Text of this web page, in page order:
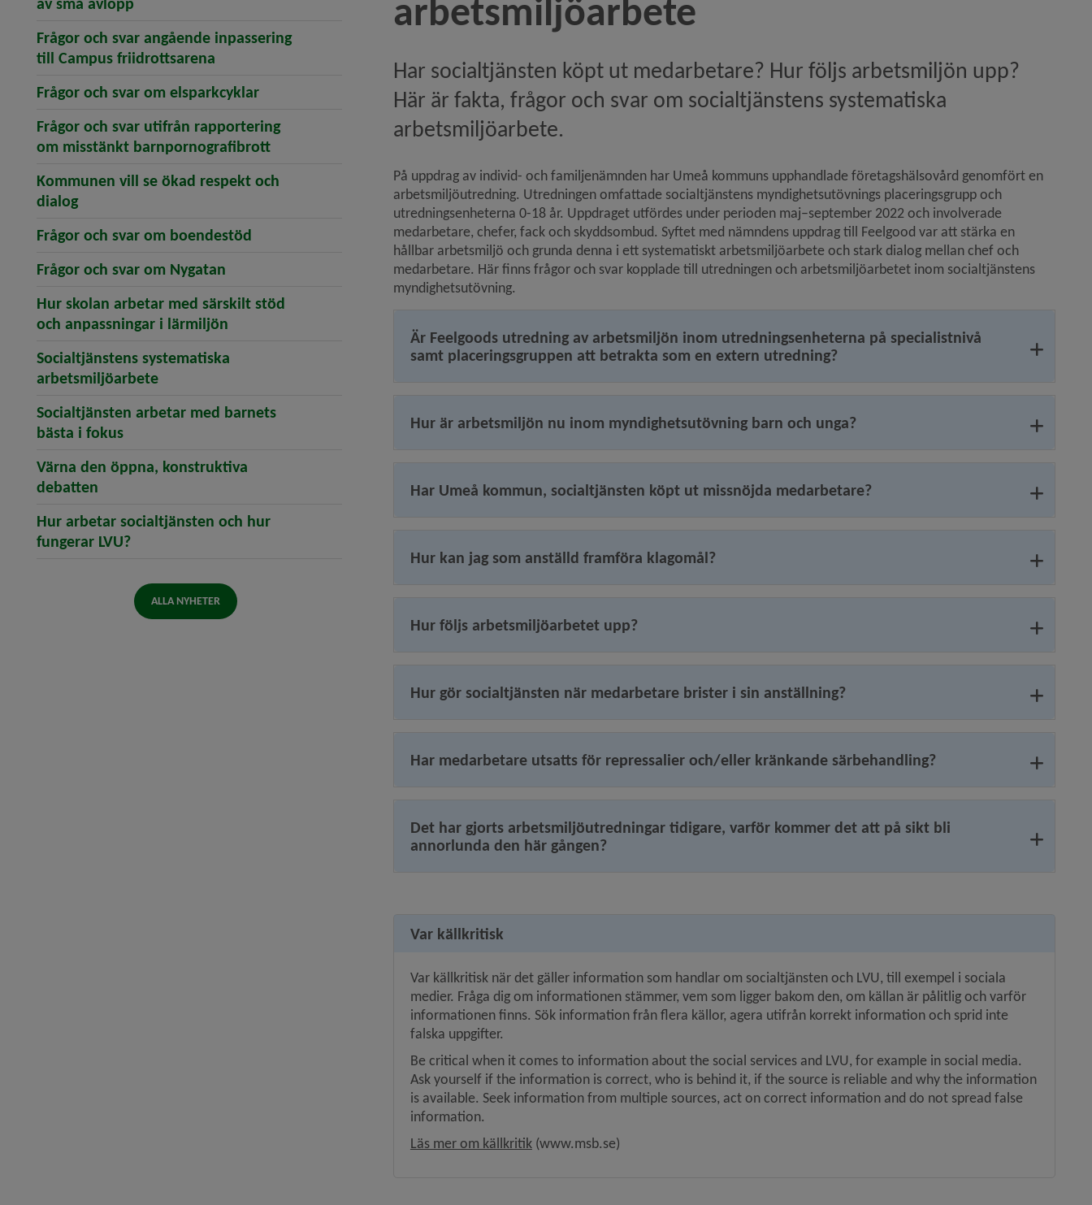
Frågor och svar angående inpassering
till Campus friidrottsarena (öppnar artikeln Frågor och svar angående inpassering till Campus friidrottsarena)
Frågor och svar om elsparkcyklar(öppnar artikeln Frågor och svar om elsparkcyklar)
Frågor och svar utifrån rapportering
om misstänkt barnpornografibrott(öppnar artikeln Frågor och svar utifrån rapportering om misstänkt barnpornografibrott)
Kommunen vill se ökad respekt och
dialog
(öppnar artikeln Kommunen vill se ökad respekt och dialog )
Frågor och svar om boendestöd (öppnar artikeln Frågor och svar om boendestöd)
Frågor och svar om Nygatan (öppnar artikeln Frågor och svar om Nygatan)
Hur skolan arbetar med särskilt stöd
och anpassningar i lärmiljön
Socialtjänstens systematiska
arbetsmiljöarbete(öppnar artikeln Socialtjänstens systematiska arbetsmiljöarbete)
Socialtjänsten arbetar med barnets
bästa i fokus(öppnar artikeln Socialtjänsten arbetar med barnets bästa i fokus)
Värna den öppna, konstruktiva
debatten (öppnar artikeln Värna den öppna, konstruktiva debatten)
Hur arbetar socialtjänsten och hur
fungerar LVU?(öppnar artikeln Hur arbetar socialtjänsten och hur fungerar LVU?)
ALLA NYHETER
arbetsmiljöarbete
Har socialtjänsten köpt ut medarbetare? Hur följs arbetsmiljön upp?
Här är fakta, frågor och svar om social­tjänstens systematiska
arbetsmiljöarbete.
På uppdrag av individ- och familjenämnden har Umeå kommuns upphandlade företagshälsovård genomfört en
arbetsmiljöutredning. Utredningen omfattade socialtjänstens myndighetsutövnings placeringsgrupp och
utredningsenheterna 0-18 år. Uppdraget utfördes under perioden maj–september 2022 och involverade
medarbetare, chefer, fack och skyddsombud. Syftet med nämndens uppdrag till Feelgood var att stärka en
hållbar arbetsmiljö och grunda denna i ett systematiskt arbetsmiljöarbete och stark dialog mellan chef och
medarbetare. Här finns frågor och svar kopplade till utredningen och arbetsmiljöarbetet inom socialtjänstens
myndighetsutövning.
Är Feelgoods utredning av arbetsmiljön inom utredningsenheterna på specialistnivå
samt placeringsgruppen att betrakta som en extern utredning?
Hur är arbetsmiljön nu inom myndighetsutövning barn och unga?
Har Umeå kommun, socialtjänsten köpt ut missnöjda medarbetare?
Hur kan jag som anställd framföra klagomål?
Hur följs arbetsmiljöarbetet upp?
Hur gör socialtjänsten när medarbetare brister i sin anställning?
Har medarbetare utsatts för repressalier och/eller kränkande särbehandling?
Det har gjorts arbetsmiljöutredningar tidigare, varför kommer det att på sikt bli
annorlunda den här gången?
Var källkritisk
Var källkritisk när det gäller information som handlar om socialtjänsten och LVU, till exempel i sociala
medier. Fråga dig om informationen stämmer, vem som ligger bakom den, om källan är pålitlig och varför
informationen finns. Sök information från flera källor, agera utifrån korrekt information och sprid inte
falska uppgifter.
Be critical when it comes to information about the social services and LVU, for example in social media.
Ask yourself if the information is correct, who is behind it, if the source is reliable and why the information
is available. Seek information from multiple sources, act on correct information and do not spread false
information.
Läs mer om källkritikLänk till annan webbplats, öppnas i nytt fönster.
(www.msb.se)